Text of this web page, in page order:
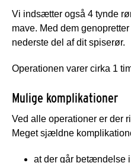
Vi indsætter også 4 tynde
mave. Med dem
nederste del af dit spiserør.
Operationen varer cirka 1
Mulige komplikationer
Ved alle operationer er der
Meget sjældne
at der går betændelse